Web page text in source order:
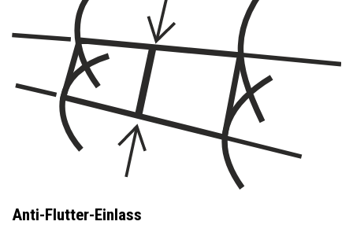
Anti-Flutter-Einlass